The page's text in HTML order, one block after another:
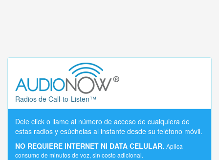
Radios de Call-to-Listen™
Dele click o llame al número de acceso de cualquiera de
estas radios y esúchelas al instante desde su teléfono móvil.
NO REQUIERE INTERNET NI DATA CELULAR. Aplica
consumo de minutos de voz, sin costo adicional.